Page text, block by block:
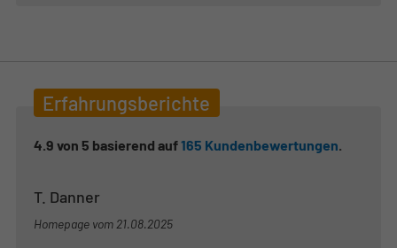
Erfahrungsberichte
4.9 von 5 basierend auf165 Kundenbewertungen.
T. Danner
Homepage vom 21.08.2025